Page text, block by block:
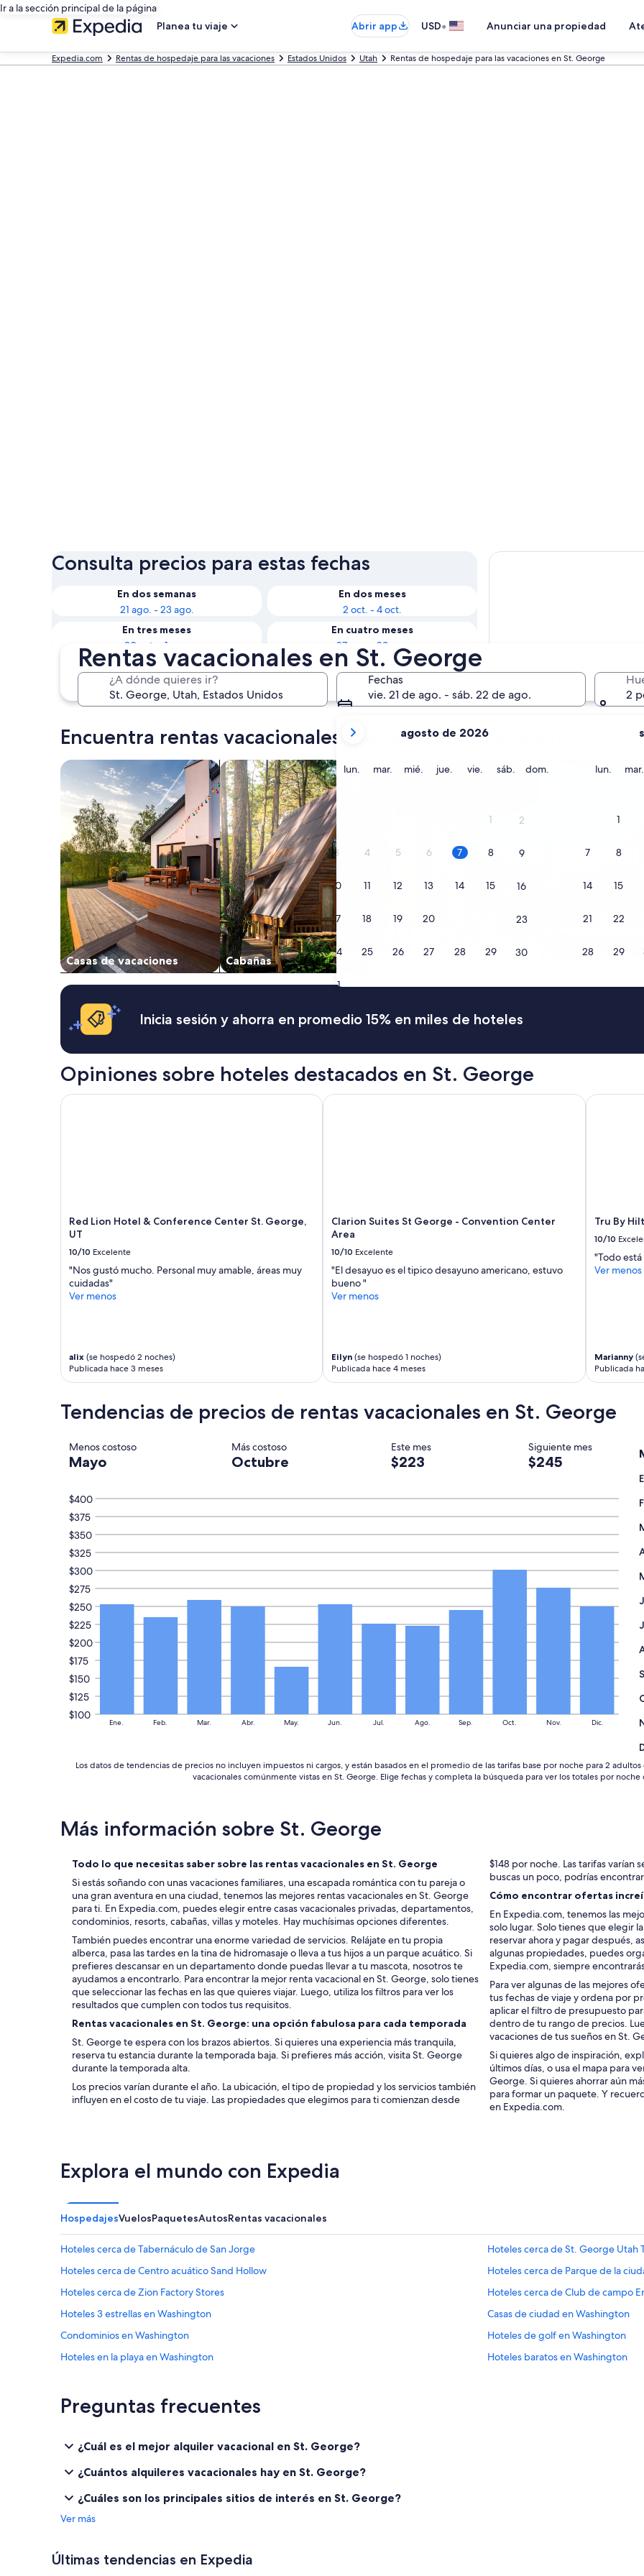
Ir a la sección principal de la página
Planea tu viaje
Abrir app USD• Anunciar una propiedad
Expedia.com Rentas de hospedaje para las vacaciones Estados Unidos Utah Rentas de hospedaje para las vacaciones en St. George
Rentas vacacionales en St. George
¿A dónde quieres ir?
Fechas
vie. 21 de ago. - sáb. 22 de ago.
meses
son
August
2026
y
September
2026.
agosto de 2026
lun. lunesmar. martes
mié. miércoles
jue. jueves
vie. viernes
sáb. sábado
dom.
1 2
3 4 5 6 7 8 9
10 11 12 13 14 15 16
17 18 19 20 23
24 25 26 27 28 29 30
31
lun. lunesmar.
1
7 8
14 15
21 22
28 29
2
Consulta precios para estas fechas
En dos semanas
21 ago. - 23 ago.
En dos meses
2 oct. - 4 oct.
En tres meses
30 oct. - 1 nov.
En cuatro meses
27 nov. - 29 nov.
Encuentra rentas vacacionales que se adapten a tu estilo
Casas de vacaciones
Buscar casas de vacaciones
Cabañas
Buscar cabañas
Condominios
Buscar condominios Buscar villas
Inicia sesión y ahorra en promedio 15% en miles de hoteles
Opiniones sobre hoteles destacados en St. George
Red Lion Hotel & Conference Center St. George,
UT
10/10 Excelente
"Nos gustó mucho. Personal muy amable, áreas muy
cuidadas"
Ver menos
alix (se hospedó 2 noches)
Publicada hace 3 meses
Red Lion Hotel & Conference Center St. George, UT
Clarion Suites St George - Convention Center
Area
10/10 Excelente
"El desayuo es el tipico desayuno americano, estuvo
bueno "
Ver menos
Eilyn (se hospedó 1 noches)
Publicada hace 4 meses
Clarion Suites St George - Convention Center Area
Tru By
10/10
"Todo
Ver menos
Marianny
Publicada
Tru By
Tendencias de precios de rentas vacacionales en St. George
Menos costoso Más costoso Este mes Siguiente mes
Mayo Octubre $223 $245
Ene. Feb. Mar. Abr. May. Jun. Jul. Ago. Sep. Oct. Nov. Dic.
$100
$125
$150
$175
$200
$225
$250
$275
$300
$325
$350
$375
$400
Los datos de tendencias de precios no incluyen impuestos ni cargos, y están basados en el promedio de las tarifas base por noche para 2
vacacionales comúnmente vistas en St. George. Elige fechas y completa la búsqueda para ver los totales por
Más información sobre St. George
Todo lo que necesitas saber sobre las rentas vacacionales en St. George
Si estás soñando con unas vacaciones familiares, una escapada romántica con tu pareja o
una gran aventura en una ciudad, tenemos las mejores rentas vacacionales en St. George
para ti. En Expedia.com, puedes elegir entre casas vacacionales privadas, departamentos,
condominios, resorts, cabañas, villas y moteles. Hay muchísimas opciones diferentes.
También puedes encontrar una enorme variedad de servicios. Relájate en tu propia
alberca, pasa las tardes en la tina de hidromasaje o lleva a tus hijos a un parque acuático. Si
prefieres descansar en un departamento donde puedas llevar a tu mascota, nosotros te
ayudamos a encontrarlo. Para encontrar la mejor renta vacacional en St. George, solo tienes
que seleccionar las fechas en las que quieres viajar. Luego, utiliza los filtros para ver los
resultados que cumplen con todos tus requisitos.
Rentas vacacionales en St. George: una opción fabulosa para cada temporada
St. George te espera con los brazos abiertos. Si quieres una experiencia más tranquila,
reserva tu estancia durante la temporada baja. Si prefieres más acción, visita St. George
durante la temporada alta.
Los precios varían durante el año. La ubicación, el tipo de propiedad y los servicios también
influyen en el costo de tu viaje. Las propiedades que elegimos para ti comienzan desde
$148 por noche. Las tarifas varían
buscas un poco, podrías
Cómo encontrar ofertas
En Expedia.com, tenemos las
solo lugar. Solo tienes que elegir
reservar ahora y pagar después,
algunas propiedades, puedes
Expedia.com, siempre
Para ver algunas de las mejores
tus fechas de viaje y ordena por
aplicar el filtro de presupuesto
dentro de tu rango de precios.
vacaciones de tus sueños en St.
Si quieres algo de inspiración,
últimos días, o usa el mapa para
George. Si quieres ahorrar aún
para formar un paquete. Y
en Expedia.com.
Explora el mundo con Expedia
HospedajesVuelosPaquetesAutosRentas vacacionales
Hoteles cerca de Tabernáculo de San Jorge
Hoteles cerca de St. George Utah
Hoteles cerca de Centro acuático Sand Hollow
Hoteles cerca de Parque de la
Hoteles cerca de Zion Factory Stores
Hoteles cerca de Club de campo
Hoteles 3 estrellas en Washington
Casas de ciudad en Washington
Condominios en Washington
Hoteles de golf en Washington
Hoteles en la playa en Washington
Hoteles baratos en Washington
Hoteles con parque acuático en Washington
Hoteles en Washington
Hoteles cerca de Entrada at Snow Canyon Golf Course
Hoteles románticos en Distrito histórico de St. George
Preguntas frecuentes
¿Cuál es el mejor alquiler vacacional en St. George?
¿Cuántos alquileres vacacionales hay en St. George?
¿Cuáles son los principales sitios de interés en St. George?
Ver más
Últimas tendencias en Expedia